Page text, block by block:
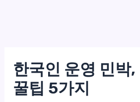
한국인 운영 민박
꿀팁 5가지